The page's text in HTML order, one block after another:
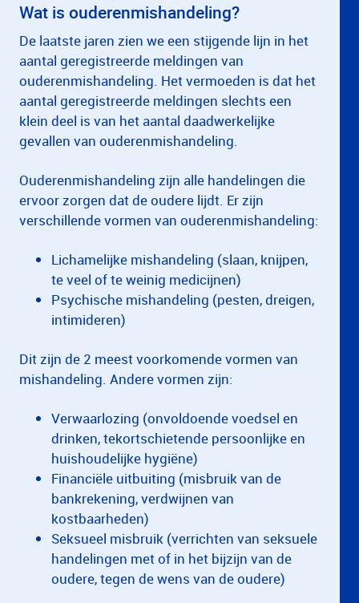
Wat is ouderenmishandeling?
De laatste jaren zien we een stijgende lijn in het
aantal geregistreerde meldingen van
ouderenmishandeling. Het vermoeden is dat het
aantal geregistreerde meldingen slechts een
klein deel is van het aantal daadwerkelijke
gevallen van ouderenmishandeling.
Ouderenmishandeling zijn alle handelingen die
ervoor zorgen dat de oudere lijdt. Er zijn
verschillende vormen van ouderenmishandeling:
Lichamelijke mishandeling (slaan, knijpen,
te veel of te weinig medicijnen)
Psychische mishandeling (pesten, dreigen,
intimideren)
Dit zijn de 2 meest voorkomende vormen van
mishandeling. Andere vormen zijn:
Verwaarlozing (onvoldoende voedsel en
drinken, tekortschietende persoonlijke en
huishoudelijke hygiëne)
Financiële uitbuiting (misbruik van de
bankrekening, verdwijnen van
kostbaarheden)
Seksueel misbruik (verrichten van seksuele
handelingen met of in het bijzijn van de
oudere, tegen de wens van de oudere)